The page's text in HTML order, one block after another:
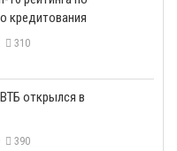
кредитования
310
открылся в
390